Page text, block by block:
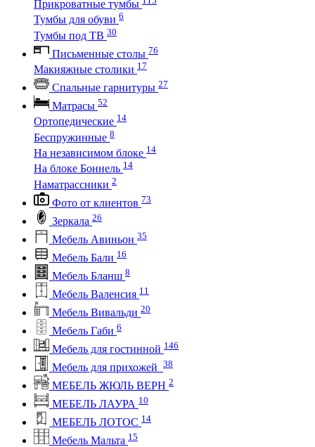
Прикроватные тумбы
Тумбы для обуви 6
Тумбы под ТВ 30
Письменные столы 76
Макияжные столики 17
Спальные гарнитуры 27
Матрасы 52
Ортопедические 14
Беспружинные 8
На независимом блоке 14
На блоке Боннель 14
Наматрассники 2
Фото от клиентов 73
Зеркала 26
Мебель Авиньон 35
Мебель Бали 16
Мебель Бланш 8
Мебель Валенсия 11
Мебель Вивальди 20
Мебель Габи 6
Мебель для гостинной 146
Мебель для прихожей 38
МЕБЕЛЬ ЖЮЛЬ ВЕРН 2
МЕБЕЛЬ ЛАУРА 10
МЕБЕЛЬ ЛОТОС 14
Мебель Мальта 15